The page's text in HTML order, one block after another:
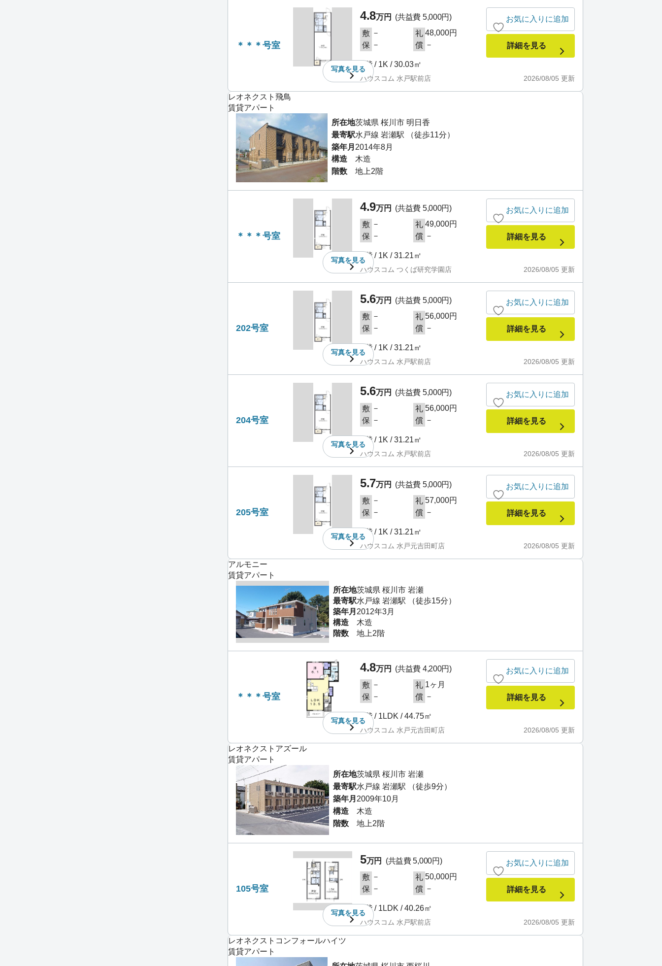
＊＊＊号室
写真を見る
4.8万円
(共益費 5,000円)
敷 － 礼 48,000円
保 － 償 －
2階 / 1K / 30.03㎡
2026/08/05 更新
ハウスコム 水戸駅前店
お気に入りに追加
詳細を見る
レオネクスト飛鳥
賃貸アパート
所在地茨城県 桜川市 明日香
最寄駅水戸線 岩瀬駅 （徒歩11分）
築年月 2014年8月
構造
木造
階数
地上2階
＊＊＊号室
写真を見る
4.9万円
(共益費 5,000円)
敷 － 礼 49,000円
保 － 償 －
2階 / 1K / 31.21㎡
2026/08/05 更新
ハウスコム つくば研究学園店
お気に入りに追加
詳細を見る
202号室
写真を見る
5.6万円
(共益費 5,000円)
敷 － 礼 56,000円
保 － 償 －
2階 / 1K / 31.21㎡
2026/08/05 更新
ハウスコム 水戸駅前店
お気に入りに追加
詳細を見る
204号室
写真を見る
5.6万円
(共益費 5,000円)
敷 － 礼 56,000円
保 － 償 －
2階 / 1K / 31.21㎡
2026/08/05 更新
ハウスコム 水戸駅前店
お気に入りに追加
詳細を見る
205号室
写真を見る
5.7万円
(共益費 5,000円)
敷 － 礼 57,000円
保 － 償 －
2階 / 1K / 31.21㎡
2026/08/05 更新
ハウスコム 水戸元吉田町店
お気に入りに追加
詳細を見る
アルモニー
賃貸アパート
所在地茨城県 桜川市 岩瀬
最寄駅水戸線 岩瀬駅 （徒歩15分）
築年月 2012年3月
構造
木造
階数
地上2階
＊＊＊号室
写真を見る
4.8万円
(共益費 4,200円)
敷 － 礼 1ヶ月
保 － 償 －
1階 / 1LDK / 44.75㎡
2026/08/05 更新
ハウスコム 水戸元吉田町店
お気に入りに追加
詳細を見る
レオネクストアズール
賃貸アパート
所在地茨城県 桜川市 岩瀬
最寄駅水戸線 岩瀬駅 （徒歩9分）
築年月 2009年10月
構造
木造
階数
地上2階
105号室
写真を見る
5万円
(共益費 5,000円)
敷 － 礼 50,000円
保 － 償 －
1階 / 1LDK / 40.26㎡
2026/08/05 更新
ハウスコム 水戸駅前店
お気に入りに追加
詳細を見る
レオネクストコンフォールハイツ
賃貸アパート